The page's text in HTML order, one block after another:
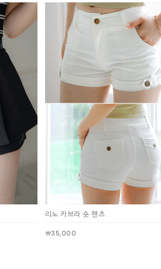
리노 카브라 숏 팬츠
￦35,000